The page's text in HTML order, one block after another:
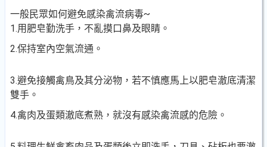
一般民眾如何避免感染禽流病毒~
1.用肥皂勤洗手，不亂摸口鼻及眼睛。
2.保持室內空氣流通。
3.避免接觸禽鳥及其分泌物，若不慎應馬上以肥皂澈底清潔
雙手。
4.禽肉及蛋類澈底煮熟，就沒有感染禽流感的危險。